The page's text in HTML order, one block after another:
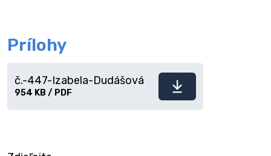
Prílohy
Stiahnuť
č.-447-Izabela-Dudášová
954 KB / PDF